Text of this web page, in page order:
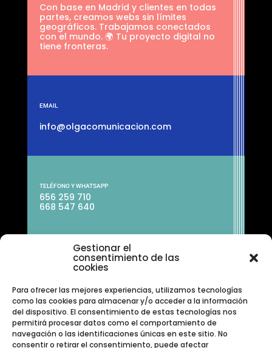
Gestionar el
consentimiento de las
cookies
Para ofrecer las mejores experiencias, utilizamos tecnologías
como las cookies para almacenar y/o acceder a la información
del dispositivo. El consentimiento de estas tecnologías nos
permitirá procesar datos como el comportamiento de
navegación o las identificaciones únicas en este sitio. No
consentir o retirar el consentimiento, puede afectar
Con base en Madrid y clientes en todas
partes, creamos webs sin límites
geográficos. Trabajamos conectados
con el mundo. 🌍 Tu proyecto digital no
tiene fronteras.
EMAIL
info@olgacomunicacion.com
TELÉFONO Y WHATSAPP
656 259 710
668 547 640